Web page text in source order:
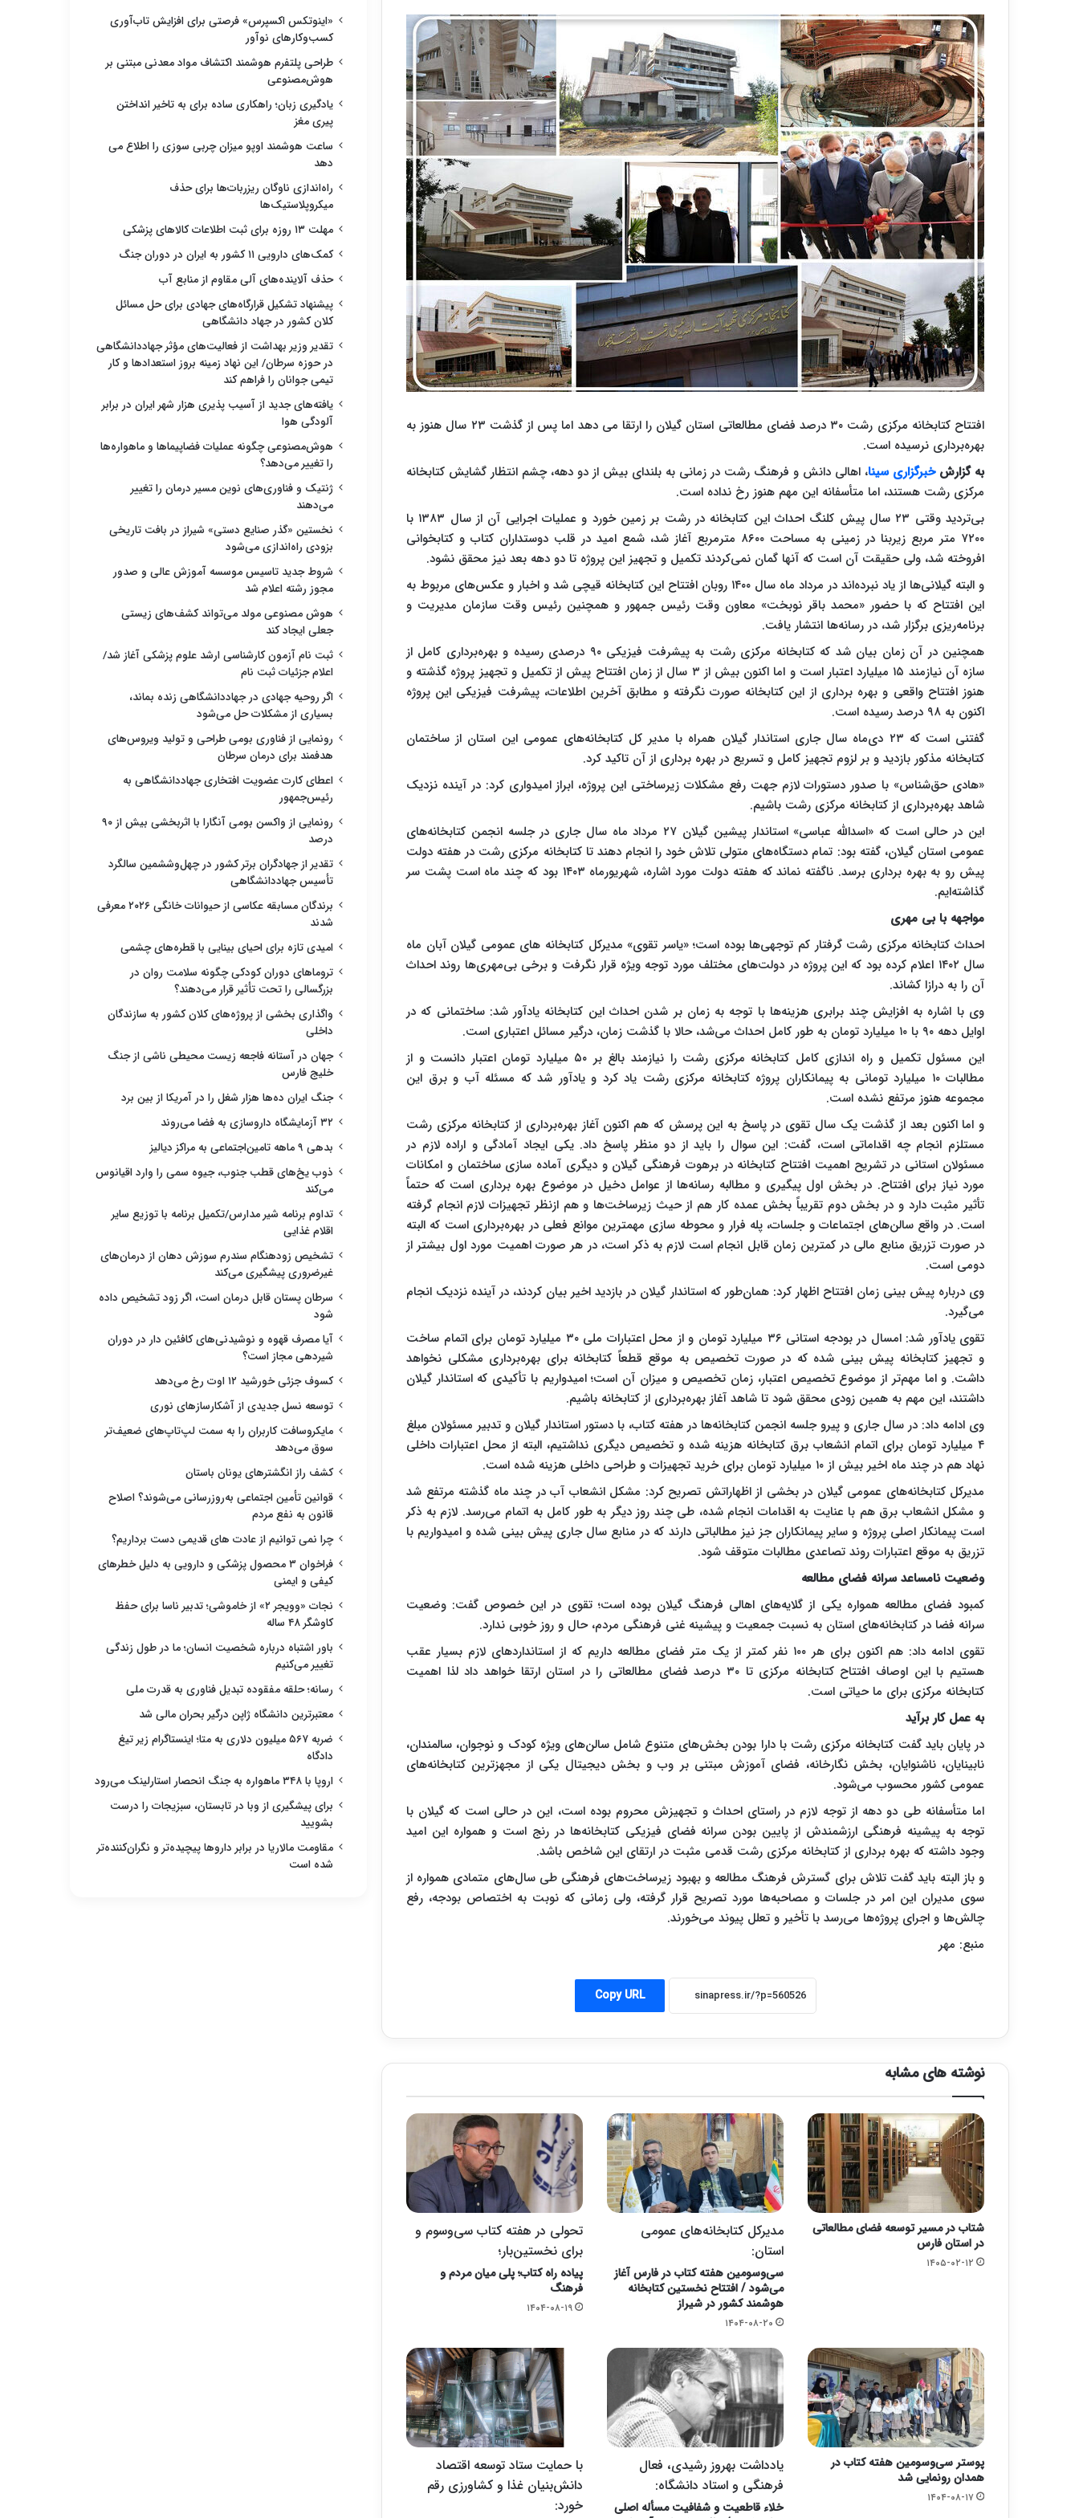
افتتاح کتابخانه مرکزی رشت ۳۰ درصد فضای مطالعاتی استان گیلان را ارتقا می دهد اما پس از گذشت ۲۳ سال هنوز به
بهره‌برداری نرسیده است.
به گزارشخبرگزاری سینا، اهالی دانش و فرهنگ رشت در زمانی به بلندای بیش از دو دهه، چشم انتظار گشایش کتابخانه
مرکزی رشت هستند، اما متأسفانه این مهم هنوز رخ نداده است.
بی‌تردید وقتی ۲۳ سال پیش کلنگ احداث این کتابخانه در رشت بر زمین خورد و عملیات اجرایی آن از سال ۱۳۸۳ با
۷۲۰۰ متر مربع زیربنا در زمینی به مساحت ۸۶۰۰ مترمربع آغاز شد، شمع امید در قلب دوستداران کتاب و کتابخوانی
افروخته شد، ولی حقیقت آن است که آنها گمان نمی‌کردند تکمیل و تجهیز این پروژه تا دو دهه بعد نیز محقق نشود.
و البته گیلانی‌ها از یاد نبرده‌اند در مرداد ماه سال ۱۴۰۰ روبان افتتاح این کتابخانه قیچی شد و اخبار و عکس‌های مربوط به
این افتتاح که با حضور «محمد باقر نوبخت» معاون وقت رئیس جمهور و همچنین رئیس وقت سازمان مدیریت و
برنامه‌ریزی برگزار شد، در رسانه‌ها انتشار یافت.
همچنین در آن زمان بیان شد که کتابخانه مرکزی رشت به پیشرفت فیزیکی ۹۰ درصدی رسیده و بهره‌برداری کامل از
سازه آن نیازمند ۱۵ میلیارد اعتبار است و اما اکنون بیش از ۳ سال از زمان افتتاح پیش از تکمیل و تجهیز پروژه گذشته و
هنوز افتتاح واقعی و بهره برداری از این کتابخانه صورت نگرفته و مطابق آخرین اطلاعات، پیشرفت فیزیکی این پروژه
اکنون به ۹۸ درصد رسیده است.
گفتنی است که ۲۳ دی‌ماه سال جاری استاندار گیلان همراه با مدیر کل کتابخانه‌های عمومی این استان از ساختمان
کتابخانه مذکور بازدید و بر لزوم تجهیز کامل و تسریع در بهره برداری از آن تاکید کرد.
«هادی حق‌شناس» با صدور دستورات لازم جهت رفع مشکلات زیرساختی این پروژه، ابراز امیدواری کرد: در آینده نزدیک
شاهد بهره‌برداری از کتابخانه مرکزی رشت باشیم.
این در حالی است که «اسدالله عباسی» استاندار پیشین گیلان ۲۷ مرداد ماه سال جاری در جلسه انجمن کتابخانه‌های
عمومی استان گیلان، گفته بود: تمام دستگاه‌های متولی تلاش خود را انجام دهند تا کتابخانه مرکزی رشت در هفته دولت
پیش رو به بهره برداری برسد. ناگفته نماند که هفته دولت مورد اشاره، شهریورماه ۱۴۰۳ بود که چند ماه است پشت سر
گذاشته‌ایم.
مواجهه با بی مهری
احداث کتابخانه مرکزی رشت گرفتار کم توجهی‌ها بوده است؛ «یاسر تقوی» مدیرکل کتابخانه های عمومی گیلان آبان ماه
سال ۱۴۰۲ اعلام کرده بود که این پروژه در دولت‌های مختلف مورد توجه ویژه قرار نگرفت و برخی بی‌مهری‌ها روند احداث
آن را به درازا کشاند.
وی با اشاره به افزایش چند برابری هزینه‌ها با توجه به زمان بر شدن احداث این کتابخانه یادآور شد: ساختمانی که در
اوایل دهه ۹۰ با ۱۰ میلیارد تومان به طور کامل احداث می‌شد، حالا با گذشت زمان، درگیر مسائل اعتباری است.
این مسئول تکمیل و راه اندازی کامل کتابخانه مرکزی رشت را نیازمند بالغ بر ۵۰ میلیارد تومان اعتبار دانست و از
مطالبات ۱۰ میلیارد تومانی به پیمانکاران پروژه کتابخانه مرکزی رشت یاد کرد و یادآور شد که مسئله آب و برق این
مجموعه هنوز مرتفع نشده است.
و اما اکنون بعد از گذشت یک سال تقوی در پاسخ به این پرسش که هم اکنون آغاز بهره‌برداری از کتابخانه مرکزی رشت
مستلزم انجام چه اقداماتی است، گفت: این سوال را باید از دو منظر پاسخ داد. یکی ایجاد آمادگی و اراده لازم در
مسئولان استانی در تشریح اهمیت افتتاح کتابخانه در برهوت فرهنگی گیلان و دیگری آماده سازی ساختمان و امکانات
مورد نیاز برای افتتاح. در بخش اول پیگیری و مطالبه رسانه‌ها از عوامل دخیل در موضوع بهره برداری است که حتماً
تأثیر مثبت دارد و در بخش دوم تقریباً بخش عمده کار هم از حیث زیرساخت‌ها و هم ازنظر تجهیزات لازم انجام گرفته
است. در واقع سالن‌های اجتماعات و جلسات، پله فرار و محوطه سازی مهمترین موانع فعلی در بهره‌برداری است که البته
در صورت تزریق منابع مالی در کمترین زمان قابل انجام است لازم به ذکر است، در هر صورت اهمیت مورد اول بیشتر از
دومی است.
وی درباره پیش بینی زمان افتتاح اظهار کرد: همان‌طور که استاندار گیلان در بازدید اخیر بیان کردند، در آینده نزدیک انجام
می‌گیرد.
تقوی یادآور شد: امسال در بودجه استانی ۳۶ میلیارد تومان و از محل اعتبارات ملی ۳۰ میلیارد تومان برای اتمام ساخت
و تجهیز کتابخانه پیش بینی شده که در صورت تخصیص به موقع قطعاً کتابخانه برای بهره‌برداری مشکلی نخواهد
داشت. و اما مهم‌تر از موضوع تخصیص اعتبار، زمان تخصیص و میزان آن است؛ امیدواریم با تأکیدی که استاندار گیلان
داشتند، این مهم به همین زودی محقق شود تا شاهد آغاز بهره‌برداری از کتابخانه باشیم.
وی ادامه داد: در سال جاری و پیرو جلسه انجمن کتابخانه‌ها در هفته کتاب، با دستور استاندار گیلان و تدبیر مسئولان مبلغ
۴ میلیارد تومان برای اتمام انشعاب برق کتابخانه هزینه شده و تخصیص دیگری نداشتیم، البته از محل اعتبارات داخلی
نهاد هم در چند ماه اخیر بیش از ۱۰ میلیارد تومان برای خرید تجهیزات و طراحی داخلی هزینه شده است.
مدیرکل کتابخانه‌های عمومی گیلان در بخشی از اظهاراتش تصریح کرد: مشکل انشعاب آب در چند ماه گذشته مرتفع شد
و مشکل انشعاب برق هم با عنایت به اقدامات انجام شده، طی چند روز دیگر به طور کامل به اتمام می‌رسد. لازم به ذکر
است پیمانکار اصلی پروژه و سایر پیمانکاران جز نیز مطالباتی دارند که در منابع سال جاری پیش بینی شده و امیدواریم با
تزریق به موقع اعتبارات روند تصاعدی مطالبات متوقف شود.
وضعیت نامساعد سرانه فضای مطالعه
کمبود فضای مطالعه همواره یکی از گلایه‌های اهالی فرهنگ گیلان بوده است؛ تقوی در این خصوص گفت: وضعیت
سرانه فضا در کتابخانه‌های استان به نسبت جمعیت و پیشینه غنی فرهنگی مردم، حال و روز خوبی ندارد.
تقوی ادامه داد: هم اکنون برای هر ۱۰۰ نفر کمتر از یک متر فضای مطالعه داریم که از استانداردهای لازم بسیار عقب
هستیم با این اوصاف افتتاح کتابخانه مرکزی تا ۳۰ درصد فضای مطالعاتی را در استان ارتقا خواهد داد لذا اهمیت
کتابخانه مرکزی برای ما حیاتی است.
به عمل کار برآید
در پایان باید گفت کتابخانه مرکزی رشت با دارا بودن بخش‌های متنوع شامل سالن‌های ویژه کودک و نوجوان، سالمندان،
نابینایان، ناشنوایان، بخش نگارخانه، فضای آموزش مبتنی بر وب و بخش دیجیتال یکی از مجهزترین کتابخانه‌های
عمومی کشور محسوب می‌شود.
اما متأسفانه طی دو دهه از توجه لازم در راستای احداث و تجهیزش محروم بوده است، این در حالی است که گیلان با
توجه به پیشینه فرهنگی ارزشمندش از پایین بودن سرانه فضای فیزیکی کتابخانه‌ها در رنج است و همواره این امید
وجود داشته که بهره برداری از کتابخانه مرکزی رشت قدمی مثبت در ارتقای این شاخص باشد.
و باز البته باید گفت تلاش برای گسترش فرهنگ مطالعه و بهبود زیرساخت‌های فرهنگی طی سال‌های متمادی همواره از
سوی مدیران این امر در جلسات و مصاحبه‌ها مورد تصریح قرار گرفته، ولی زمانی که نوبت به اختصاص بودجه، رفع
چالش‌ها و اجرای پروژه‌ها می‌رسد با تأخیر و تعلل پیوند می‌خورند.
منبع: مهر
Copy URL
نوشته های مشابه
شتاب در مسیر توسعه فضای مطالعاتی
در استان فارس
۱۴۰۵-۰۲-۱۲
مدیرکل کتابخانه‌های عمومی
استان:
سی‌وسومین هفته کتاب در فارس آغاز
می‌شود / افتتاح نخستین کتابخانه
هوشمند کشور در شیراز
۱۴۰۴-۰۸-۲۰
تحولی در هفته کتاب سی‌وسوم و
برای نخستین‌بار؛
پیاده راه کتاب؛ پلی میان مردم و
فرهنگ
۱۴۰۴-۰۸-۱۹
پوستر سی‌وسومین هفته کتاب در
همدان رونمایی شد
۱۴۰۴-۰۸-۱۷
یادداشت بهروز رشیدی، فعال
فرهنگی و استاد دانشگاه:
خلاء قاطعیت و شفافیت مسأله اصلی
با حمایت ستاد توسعه اقتصاد
دانش‌بنیان غذا و کشاورزی رقم
خورد:
«اینوتکس اکسپرس» فرصتی برای افزایش تاب‌آوری
کسب‌وکارهای نوآور
طراحی پلتفرم هوشمند اکتشاف مواد معدنی مبتنی بر
هوش‌مصنوعی
یادگیری زبان؛ راهکاری ساده برای به تاخیر انداختن
پیری مغز
ساعت هوشمند اوپو میزان چربی سوزی را اطلاع می
دهد
راه‌اندازی ناوگان ریزربات‌ها برای حذف
میکروپلاستیک‌ها
مهلت ۱۳ روزه برای ثبت اطلاعات کالاهای پزشکی
کمک‌های دارویی ۱۱ کشور به ایران در دوران جنگ
حذف آلاینده‌های آلی مقاوم از منابع آب
پیشنهاد تشکیل قرارگاه‌های جهادی برای حل مسائل
کلان کشور در جهاد دانشگاهی
تقدیر وزیر بهداشت از فعالیت‌های مؤثر جهاددانشگاهی
در حوزه سرطان/ این نهاد زمینه بروز استعدادها و کار
تیمی جوانان را فراهم کند
یافته‌های جدید از آسیب پذیری هزار شهر ایران در برابر
آلودگی هوا
هوش‌مصنوعی چگونه عملیات فضاپیماها و ماهواره‌ها
را تغییر می‌دهد؟
ژنتیک و فناوری‌های نوین مسیر درمان را تغییر
می‌دهند
نخستین «گذر صنایع دستی» شیراز در بافت تاریخی
بزودی راه‌اندازی می‌شود
شروط جدید تاسیس موسسه آموزش عالی و صدور
مجوز رشته اعلام شد
هوش مصنوعی مولد می‌تواند کشف‌های زیستی
جعلی ایجاد کند
ثبت نام آزمون کارشناسی ارشد علوم پزشکی آغاز شد/
اعلام جزئیات ثبت نام
اگر روحیه جهادی در جهاددانشگاهی زنده بماند،
بسیاری از مشکلات حل می‌شود
رونمایی از فناوری بومی طراحی و تولید ویروس‌های
هدفمند برای درمان سرطان
اعطای کارت عضویت افتخاری جهاددانشگاهی به
رئیس‌جمهور
رونمایی از واکسن بومی آنگارا با اثربخشی بیش از ۹۰
درصد
تقدیر از جهادگران برتر کشور در چهل‌وششمین سالگرد
تأسیس جهاددانشگاهی
برندگان مسابقه عکاسی از حیوانات خانگی ۲۰۲۶ معرفی
شدند
امیدی تازه برای احیای بینایی با قطره‌های چشمی
تروماهای دوران کودکی چگونه سلامت روان در
بزرگسالی را تحت تأثیر قرار می‌دهند؟
واگذاری بخشی از پروژه‌های کلان کشور به سازندگان
داخلی
جهان در آستانه فاجعه زیست محیطی ناشی از جنگ
خلیج فارس
جنگ ایران ده‌ها هزار شغل را در آمریکا از بین برد
۳۲ آزمایشگاه داروسازی به فضا می‌روند
بدهی ۹ ماهه تامین‌اجتماعی به مراکز دیالیز
ذوب یخ‌های قطب جنوب، جیوه سمی را وارد اقیانوس
می‌کند
تداوم برنامه شیر مدارس/تکمیل برنامه با توزیع سایر
اقلام غذایی
تشخیص زودهنگام سندرم سوزش دهان از درمان‌های
غیرضروری پیشگیری می‌کند
سرطان پستان قابل درمان است، اگر زود تشخیص داده
شود
آیا مصرف قهوه و نوشیدنی‌های کافئین دار در دوران
شیردهی مجاز است؟
کسوف جزئی خورشید ۱۲ اوت رخ می‌دهد
توسعه نسل جدیدی از آشکارسازهای نوری
مایکروسافت کاربران را به سمت لپ‌تاپ‌های ضعیف‌تر
سوق می‌دهد
کشف راز انگشترهای یونان باستان
قوانین تأمین اجتماعی به‌روزرسانی می‌شوند؟ اصلاح
قانون به نفع مردم
چرا نمی توانیم از عادت های قدیمی دست برداریم؟
فراخوان ۳ محصول پزشکی و دارویی به دلیل خطرهای
کیفی و ایمنی
نجات «وویجر ۲» از خاموشی؛ تدبیر ناسا برای حفظ
کاوشگر ۴۸ ساله
باور اشتباه درباره شخصیت انسان؛ ما در طول زندگی
تغییر می‌کنیم
رسانه؛ حلقه مفقوده تبدیل فناوری به قدرت ملی
معتبرترین دانشگاه ژاپن درگیر بحران مالی شد
ضربه ۵۶۷ میلیون دلاری به متا؛ اینستاگرام زیر تیغ
دادگاه
اروپا با ۳۴۸ ماهواره به جنگ انحصار استارلینک می‌رود
برای پیشگیری از وبا در تابستان، سبزیجات را درست
بشویید
مقاومت مالاریا در برابر داروها پیچیده‌تر و نگران‌کننده‌تر
شده است